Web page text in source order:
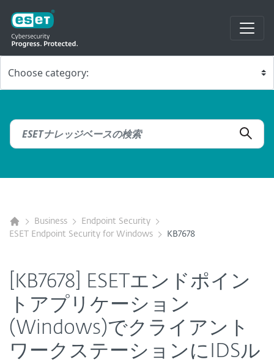
Business
Endpoint Security
ESET Endpoint Security for Windows
KB7678
[KB7678] ESETエンドポイン
トアプリケーション
(Windows)でクライアント
ワークステーションにIDSル